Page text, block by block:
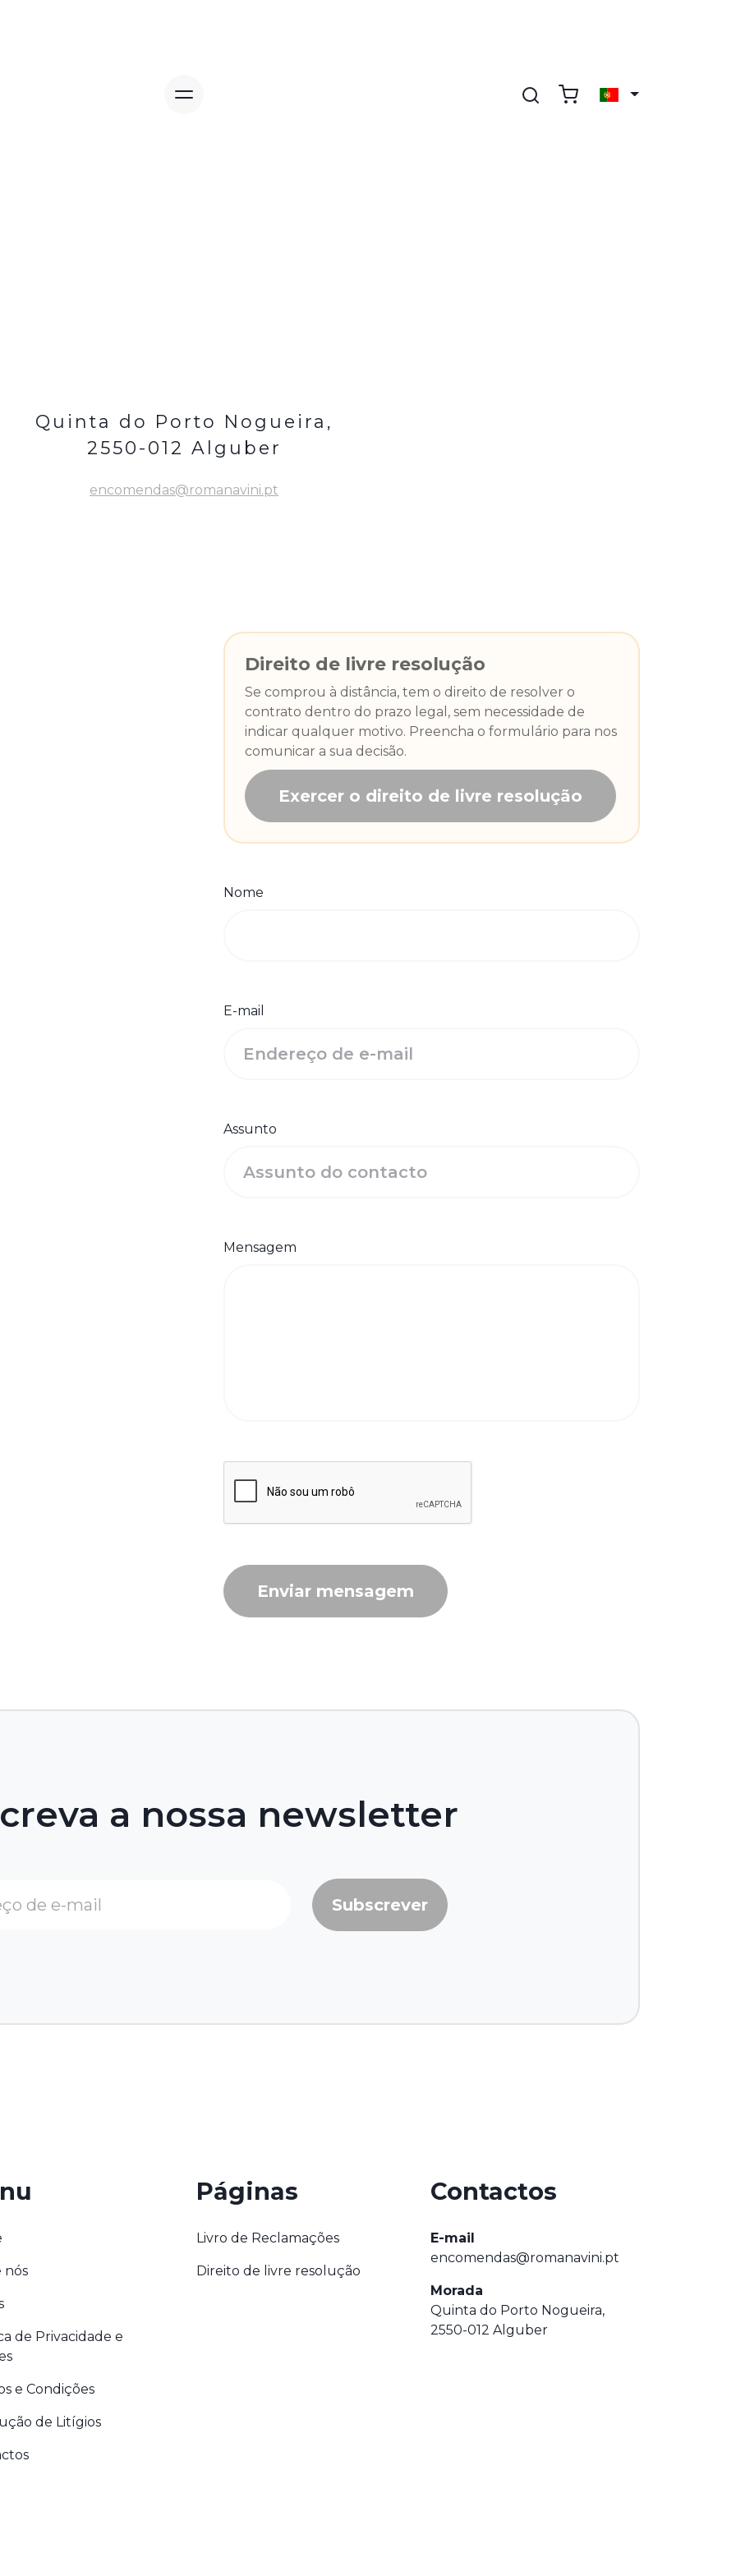
Quinta do Porto Nogueira,
2550-012 Alguber
encomendas@romanavini.pt
Direito de livre resolução
Se comprou à distância, tem o direito de resolver o
contrato dentro do prazo legal, sem necessidade de
indicar qualquer motivo. Preencha o formulário para nos
comunicar a sua decisão.
Exercer o direito de livre resolução
Nome
E-mail
Assunto
Mensagem
Enviar mensagem
a nossa newsletter
Subscrever
nós
de Privacidade e
e Condições
de Litígios
Páginas
Livro de Reclamações
Direito de livre resolução
Contactos
E-mail
encomendas@romanavini.pt
Morada
Quinta do Porto Nogueira,
2550-012 Alguber